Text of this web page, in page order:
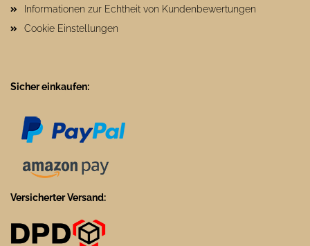
Informationen zur Echtheit von Kundenbewertungen
Cookie Einstellungen
Sicher einkaufen:
Versicherter Versand: